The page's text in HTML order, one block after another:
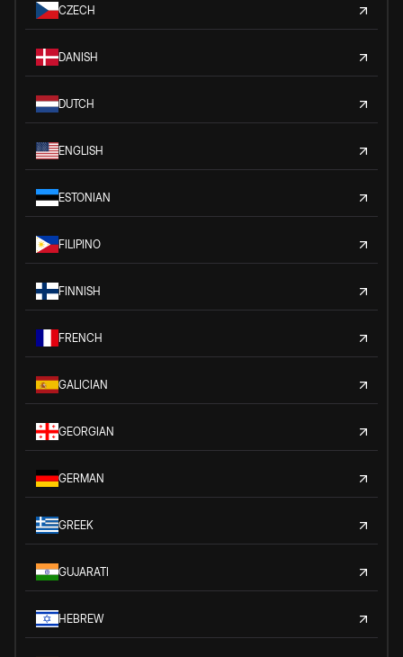
CZECH
DANISH
DUTCH
ENGLISH
ESTONIAN
FILIPINO
FINNISH
FRENCH
GALICIAN
GEORGIAN
GERMAN
GREEK
GUJARATI
HEBREW